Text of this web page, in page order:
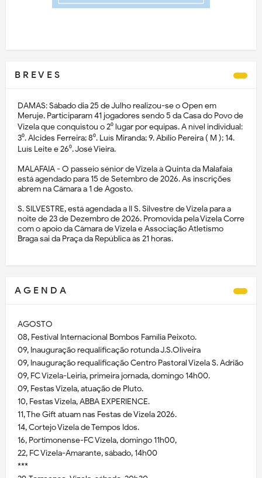
B R E V E S
DAMAS: Sábado dia 25 de Julho realizou-se o Open em
Meruje. Participaram 41 jogadores sendo 5 da Casa do Povo de
Vizela que conquistou o 2⁰ lugar por equipas. A nível individual:
3⁰. Alcides Ferreira; 8⁰. Luís Miranda; 9. Abílio Pereira ( M ); 14.
Luís Leite e 26⁰. José Vieira.
MALAFAIA - O passeio sénior de Vizela à Quinta da Malafaia
está agendado para 15 de Setembro de 2026. As inscrições
abrem na Câmara a 1 de Agosto.
S. SILVESTRE, está agendada a II S. Silvestre de Vizela para a
noite de 23 de Dezembro de 2026. Promovida pela Vizela Corre
com o apoio da Câmara de Vizela e Associação Atletismo
Braga sai da Praça da República às 21 horas.
A G E N D A
AGOSTO
08, Festival Internacional Bombos Família Peixoto.
09, Inauguração requalificação rotunda J.S.Oliveira
09, Inauguração requalificação Centro Pastoral Vizela S. Adrião
09, FC Vizela-Leiria, primeira jornada, domingo 14h00.
09, Festas Vizela, atuação de Pluto.
10, Festas Vizela, ABBA EXPERIENCE.
11, The Gift atuam nas Festas de Vizela 2026.
14, Cortejo Vizela de Tempos Idos.
16, Portimonense-FC Vizela, domingo 11h00,
22, FC Vizela-Amarante, sábado, 14h00
***